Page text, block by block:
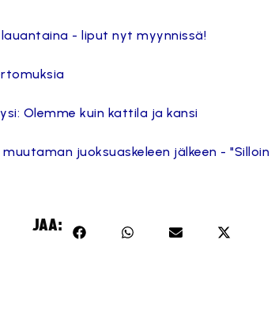
- liput nyt myynnissä!
Olemme kuin kattila ja kansi
juoksuaskeleen jälkeen -
JAA: